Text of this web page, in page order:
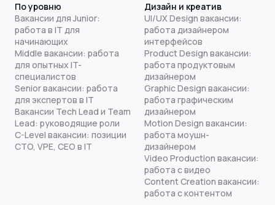
По уровню
Вакансии для Junior:
работа в IT для
начинающих
Middle вакансии: работа
для опытных IT-
специалистов
Senior вакансии: работа
для экспертов в IT
Вакансии Tech Lead и Team
Lead: руководящие роли
C-Level вакансии: позиции
CTO, VPE, CEO в IT
Дизайн и креатив
UI/UX Design вакансии:
работа дизайнером
интерфейсов
Product Design вакансии:
работа продуктовым
дизайнером
Graphic Design вакансии:
работа графическим
дизайнером
Motion Design вакансии:
работа моушн-
дизайнером
Video Production вакансии:
работа с видео
Content Creation вакансии:
работа с контентом